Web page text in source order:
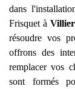
dans
Frisquet à
résoudre vos
offrons des
remplacer vos
sont formés